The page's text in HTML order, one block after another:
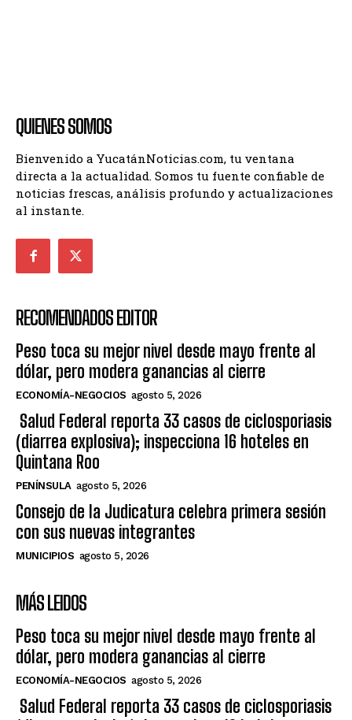
QUIENES SOMOS
Bienvenido a YucatánNoticias.com, tu ventana
directa a la actualidad. Somos tu fuente confiable de
noticias frescas, análisis profundo y actualizaciones
al instante.
RECOMENDADOS EDITOR
Peso toca su mejor nivel desde mayo frente al
dólar, pero modera ganancias al cierre
ECONOMÍA-NEGOCIOS agosto 5, 2026
Salud Federal reporta 33 casos de ciclosporiasis
(diarrea explosiva); inspecciona 16 hoteles en
Quintana Roo
PENÍNSULA agosto 5, 2026
Consejo de la Judicatura celebra primera sesión
con sus nuevas integrantes
MUNICIPIOS agosto 5, 2026
MÁS LEIDOS
Peso toca su mejor nivel desde mayo frente al
dólar, pero modera ganancias al cierre
ECONOMÍA-NEGOCIOS agosto 5, 2026
Salud Federal reporta 33 casos de ciclosporiasis